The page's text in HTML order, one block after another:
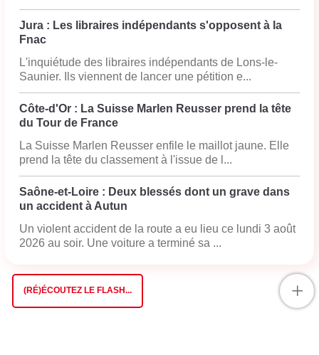
Jura : Les libraires indépendants s'opposent à la
Fnac
L'inquiétude des libraires indépendants de Lons-le-
Saunier. Ils viennent de lancer une pétition e...
Côte-d'Or : La Suisse Marlen Reusser prend la tête
du Tour de France
La Suisse Marlen Reusser enfile le maillot jaune. Elle
prend la tête du classement à l'issue de l...
Saône-et-Loire : Deux blessés dont un grave dans
un accident à Autun
Un violent accident de la route a eu lieu ce lundi 3 août
2026 au soir. Une voiture a terminé sa ...
(RÉ)ÉCOUTEZ LE FLASH... +